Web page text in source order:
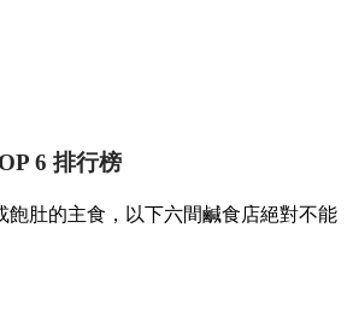
6 排行榜
飽肚的主食，以下六間鹹食店絕對不能